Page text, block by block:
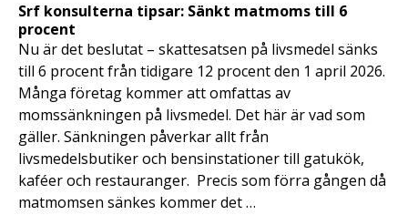
Srf konsulterna tipsar: Sänkt matmoms till 6
procent
Nu är det beslutat – skattesatsen på livsmedel sänks
till 6 procent från tidigare 12 procent den 1 april 2026.
Många företag kommer att omfattas av
momssänkningen på livsmedel. Det här är vad som
gäller. Sänkningen påverkar allt från
livsmedelsbutiker och bensinstationer till gatukök,
kaféer och restauranger. Precis som förra gången då
matmomsen sänkes kommer det …